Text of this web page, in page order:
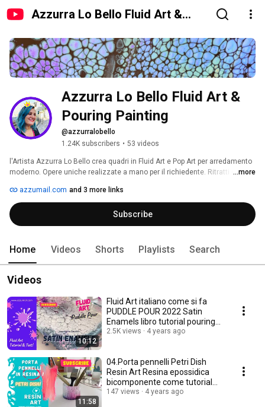
Azzurra Lo Bello Fluid Art &
Azzurra Lo Bello Fluid Art &
Pouring Painting
@azzurralobello
1.24K subscribers • 53 videos
l'Artista Azzurra Lo Bello crea quadri in Fluid Art e Pop Art per arredamento
moderno. Opere uniche realizzate a mano per il richiedente. Ritratti come
Maiko. Per qualsiasi informazione scrivete!
...more
azzumail.com and 3 more links
Subscribe
Home Videos Shorts Playlists Search
Videos
10:12
Fluid Art italiano come si fa
PUDDLE POUR 2022 Satin
Enamels libro tutorial pouring
painting
2.5K views 4 years ago
11:58
04.Porta pennelli Petri Dish
Resin Art Resina epossidica
bicomponente come tutorial
italiano pittura
147 views 4 years ago